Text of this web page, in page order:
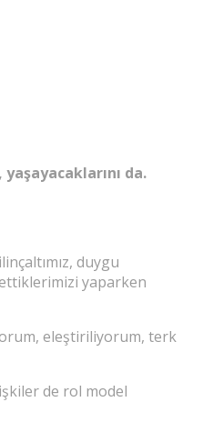
da.
duygu
yaparken
eleştiriliyorum, terk
de rol model